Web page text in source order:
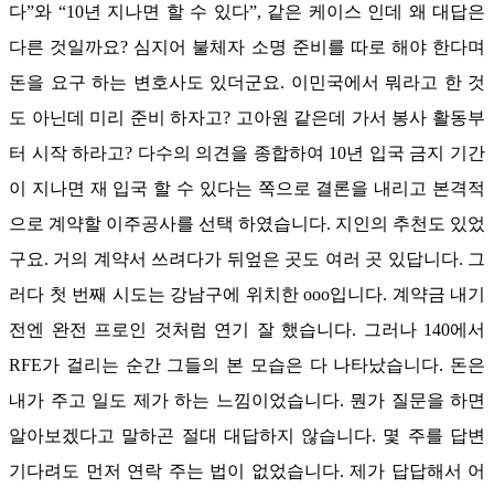
다”와 “10년 지나면 할 수 있다”, 같은 케이스 인데 왜 대답은
다른 것일까요? 심지어 불체자 소명 준비를 따로 해야 한다며
돈을 요구 하는 변호사도 있더군요. 이민국에서 뭐라고 한 것
도 아닌데 미리 준비 하자고? 고아원 같은데 가서 봉사 활동부
터 시작 하라고? 다수의 의견을 종합하여 10년 입국 금지 기간
이 지나면 재 입국 할 수 있다는 쪽으로 결론을 내리고 본격적
으로 계약할 이주공사를 선택 하였습니다. 지인의 추천도 있었
구요. 거의 계약서 쓰려다가 뒤엎은 곳도 여러 곳 있답니다. 그
러다 첫 번째 시도는 강남구에 위치한ooo입니다. 계약금 내기
전엔 완전 프로인 것처럼 연기 잘 했습니다. 그러나 140에서
RFE가 걸리는 순간 그들의 본 모습은 다 나타났습니다. 돈은
내가 주고 일도 제가 하는 느낌이었습니다. 뭔가 질문을 하면
알아보겠다고 말하곤 절대 대답하지 않습니다. 몇 주를 답변
기다려도 먼저 연락 주는 법이 없었습니다. 제가 답답해서 어